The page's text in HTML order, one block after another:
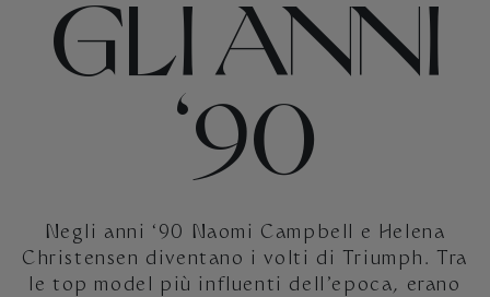
GLI ANNI
‘90
Negli anni ‘90 Naomi Campbell e Helena
Christensen diventano i volti di Triumph. Tra
le top model più influenti dell’epoca, erano